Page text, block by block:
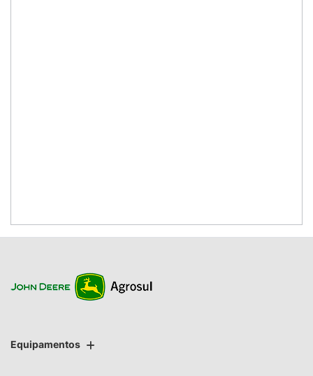
Equipamentos